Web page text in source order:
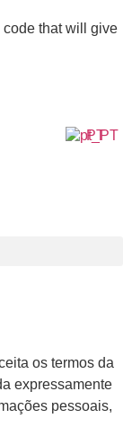
that will give
PT
os termos da
expressamente
pessoais,